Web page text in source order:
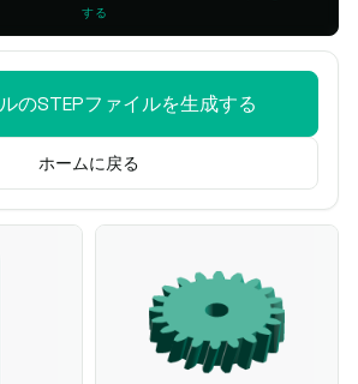
する
のSTEPファイルを生成する
ホームに戻る